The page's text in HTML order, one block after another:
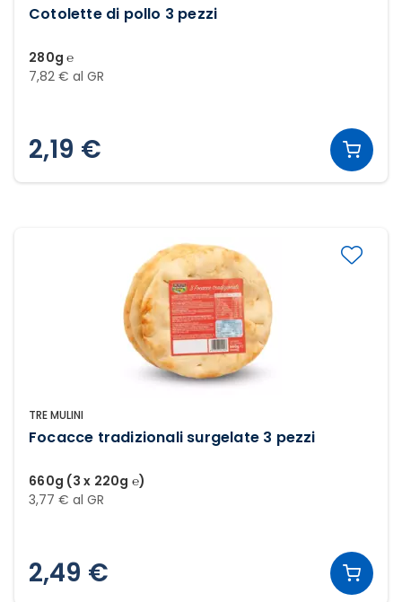
Cotolette di pollo 3 pezzi
280g ℮
7,82 € al GR
2,19 €
TRE MULINI
Focacce tradizionali surgelate 3 pezzi
660g (3 x 220g ℮)
3,77 € al GR
2,49 €